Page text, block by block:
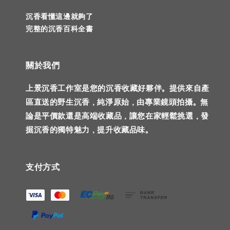
沉香看懂這邊就夠了
完整的沉香百科全書
關於我們
上景沉香工作室是您的沉香收藏好夥伴。提供來自產
區直送的野生沉香，純淨原始，由專業鏡頭拍攝。無
論是平價款還是高端收藏品，讓您在家輕鬆挑選，發
掘沉香的獨特魅力，提升收藏品味。
支付方式